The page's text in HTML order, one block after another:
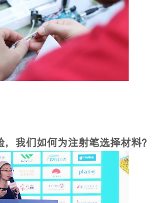
我们如何为注射笔选择材料？